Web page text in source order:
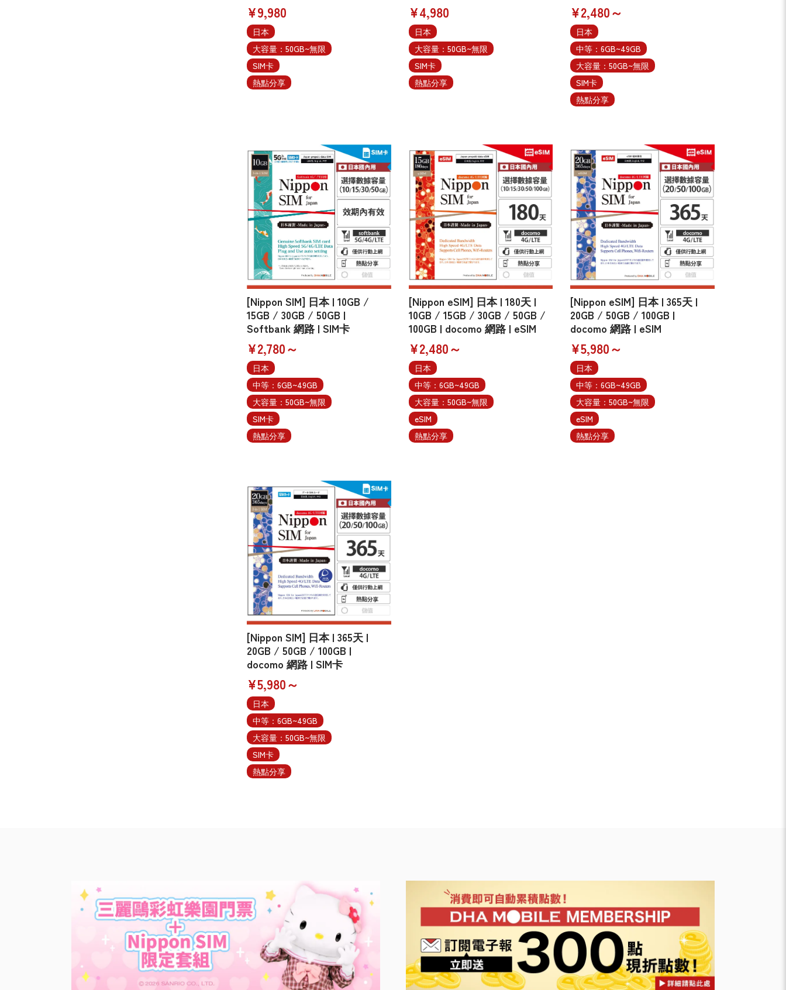
¥9,980
日本
大容量：50GB~無限
SIM卡
熱點分享
¥4,980
日本
大容量：50GB~無限
SIM卡
熱點分享
¥2,480～
日本
中等：6GB~49GB
大容量：50GB~無限
SIM卡
熱點分享
[Nippon SIM] 日本 | 10GB /
15GB / 30GB / 50GB |
Softbank 網路 | SIM卡
¥2,780～
日本
中等：6GB~49GB
大容量：50GB~無限
SIM卡
熱點分享
[Nippon eSIM] 日本 | 180天 |
10GB / 15GB / 30GB / 50GB /
100GB | docomo 網路 | eSIM
¥2,480～
日本
中等：6GB~49GB
大容量：50GB~無限
eSIM
熱點分享
[Nippon eSIM] 日本 | 365天 |
20GB / 50GB / 100GB |
docomo 網路 | eSIM
¥5,980～
日本
中等：6GB~49GB
大容量：50GB~無限
eSIM
熱點分享
[Nippon SIM] 日本 | 365天 |
20GB / 50GB / 100GB |
docomo 網路 | SIM卡
¥5,980～
日本
中等：6GB~49GB
大容量：50GB~無限
SIM卡
熱點分享